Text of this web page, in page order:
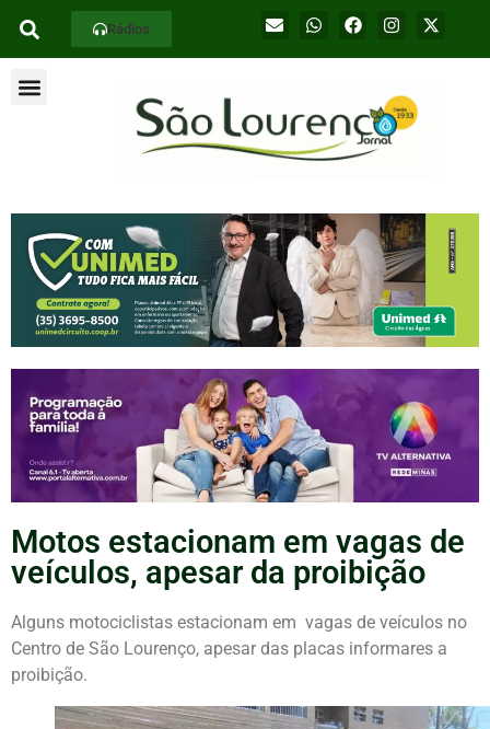
Rádios
Motos estacionam em vagas de
veículos, apesar da proibição
Alguns motociclistas estacionam em vagas de veículos no
Centro de São Lourenço, apesar das placas informares a
proibição.